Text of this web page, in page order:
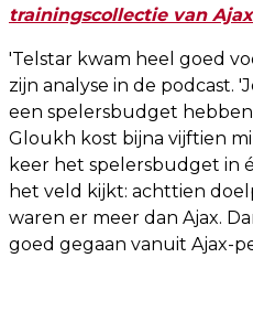
trainingscollectie van
'Telstar kwam heel goed
zijn analyse in de podcast.
een spelersbudget
Gloukh kost bijna vijftien
keer het spelersbudget in
het veld kijkt: achttien
waren er meer dan Ajax.
goed gegaan vanuit Ajax-